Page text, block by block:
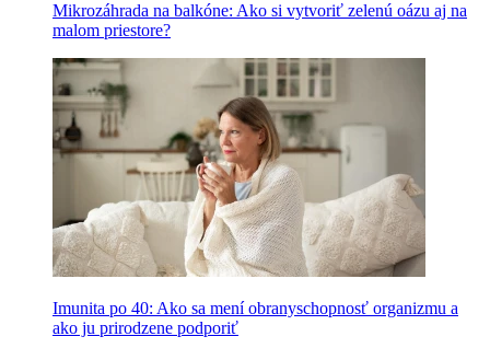
Mikrozáhrada na balkóne: Ako si vytvoriť zelenú oázu aj na
malom priestore?
Imunita po 40: Ako sa mení obranyschopnosť organizmu a
ako ju prirodzene podporiť